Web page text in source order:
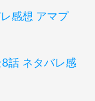
感想 アマプ
話 ネタバレ感